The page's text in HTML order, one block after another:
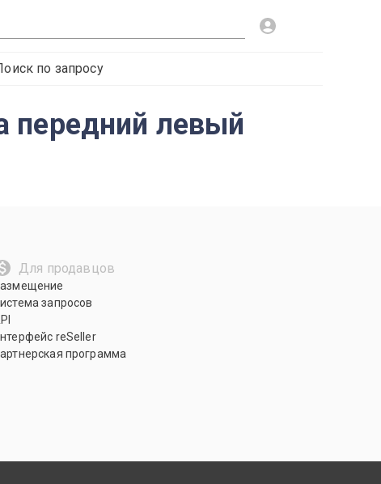
по запросу
передний левый
Для продавцов
запросов
reSeller
программа